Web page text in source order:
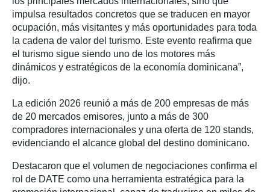
impulsa resultados concretos que se traducen en mayor
ocupación, más visitantes y más oportunidades para toda
la cadena de valor del turismo. Este evento reafirma que
el turismo sigue siendo uno de los motores más
dinámicos y estratégicos de la economía dominicana”,
dijo.
La edición 2026 reunió a más de 200 empresas de más
de 20 mercados emisores, junto a más de 300
compradores internacionales y una oferta de 120 stands,
evidenciando el alcance global del destino dominicano.
Destacaron que el volumen de negociaciones confirma el
rol de DATE como una herramienta estratégica para la